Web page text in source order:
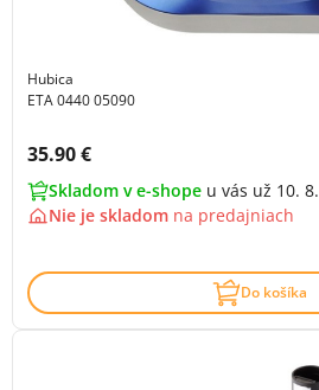
Hubica
ETA 0440 05090
Cena s DPH:
35.90 €
Skladom v e-shope u vás už 10. 8.
Nie je skladom na predajniach
Do košíka